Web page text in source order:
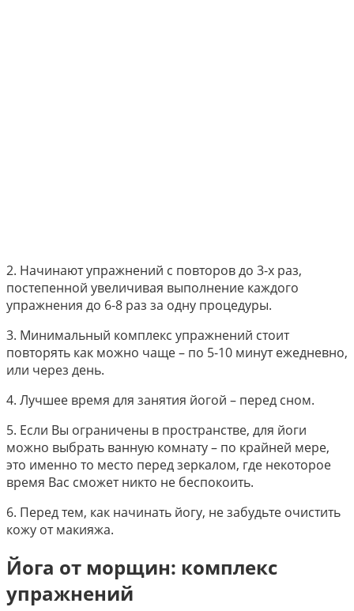
2.​ Начинают упражнений с повторов до 3-х раз,
постепенной увеличивая выполнение каждого
упражнения до 6-8 раз за одну процедуры.
3.​ Минимальный комплекс упражнений стоит
повторять как можно чаще – по 5-10 минут ежедневно,
или через день.
4.​ Лучшее время для занятия йогой – перед сном.
5.​ Если Вы ограничены в пространстве, для йоги
можно выбрать ванную комнату – по крайней мере,
это именно то место перед зеркалом, где некоторое
время Вас сможет никто не беспокоить.
6.​ Перед тем, как начинать йогу, не забудьте очистить
кожу от макияжа.
Йога от морщин: комплекс
упражнений